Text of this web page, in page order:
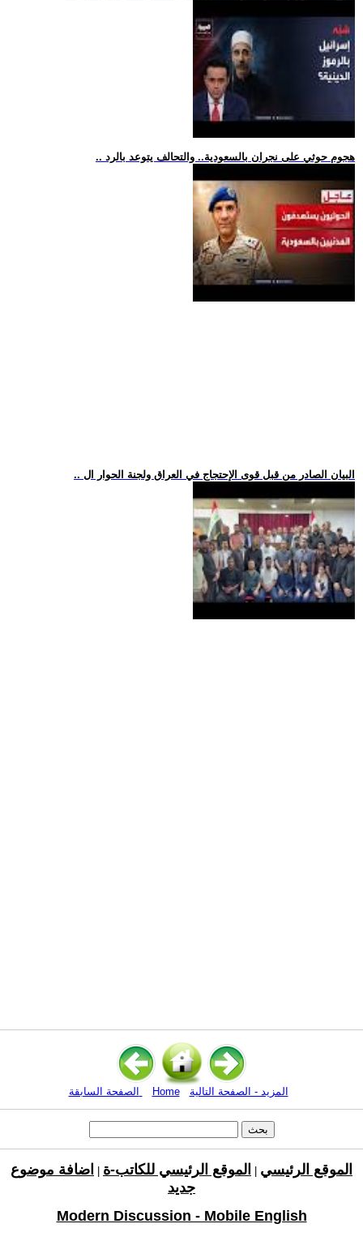
.. هجوم حوثي على نجران بالسعودية.. والتحالف يتوعد بالرد
.. البيان الصادر من قبل قوى الإحتجاج في العراق ولجنة الحوار ال
Home المزيد - الصفحة التالية
الموقع الرئيسي الموقع الرئيسي للكاتب-ة
اضافة موضوع
جديد
Modern Discussion - Mobile English